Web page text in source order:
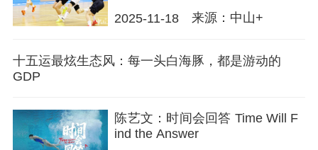
2025-11-18 来源：中山+
十五运最炫生态风：每一头白海豚，都是游动的
GDP
陈艺文：时间会回答 Time Will F
ind the Answer